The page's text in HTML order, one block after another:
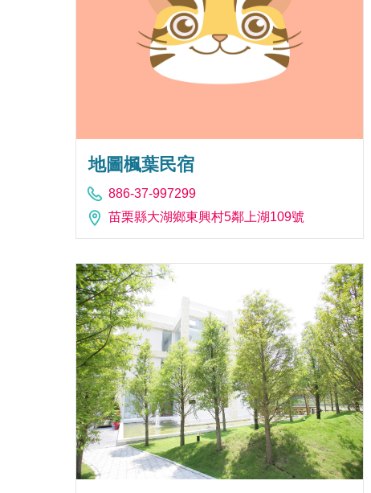
地圖楓葉民宿
886-37-997299
苗栗縣大湖鄉東興村5鄰上湖109號